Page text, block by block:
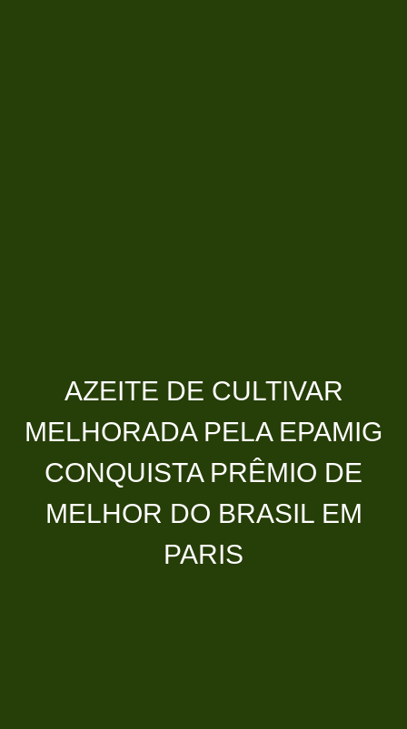
AZEITE DE CULTIVAR
MELHORADA PELA EPAMIG
CONQUISTA PRÊMIO DE
MELHOR DO BRASIL EM
PARIS